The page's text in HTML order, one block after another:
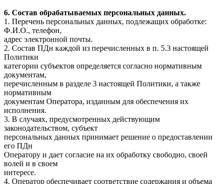
6. Состав обрабатываемых персональных данных.
1. Перечень персональных данных, подлежащих обработке:
Ф.И.О., телефон,
адрес электронной почты.
2. Состав ПДн каждой из перечисленных в п. 5.3 настоящей
Политики
категории субъектов определяется согласно нормативным
документам,
перечисленным в разделе 3 настоящей Политики, а также
нормативным
документам Оператора, изданным для обеспечения их
исполнения.
3. В случаях, предусмотренных действующим
законодательством, субъект
персональных данных принимает решение о предоставлении
его ПДн
Оператору и дает согласие на их обработку свободно, своей
волей и в своем
интересе.
4. Оператор обеспечивает соответствие содержания и объема